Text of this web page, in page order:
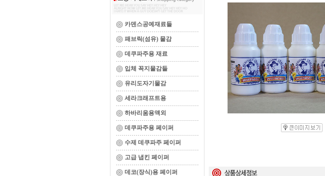
카덴스공예재료들
패브릭(섬유) 물감
데쿠파주용 재료
입체 꼭지물감들
유리도자기물감
세라크래프트용
하바리움용액외
데쿠파주용 페이퍼
수제 데쿠파주 페이퍼
고급 냅킨 페이퍼
데코(장식)용 페이퍼